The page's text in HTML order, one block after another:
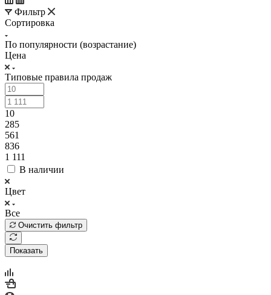
Фильтр
Сортировка
По популярности (возрастание)
Цена
Типовые правила продаж
10
285
561
836
1 111
В наличии
Цвет
Все
Очистить фильтр
Показать